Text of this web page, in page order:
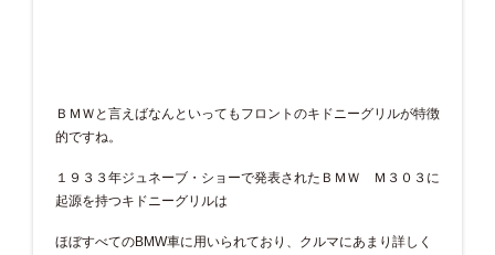
ＢＭＷと言えばなんといってもフロントのキドニーグリルが特徴
的ですね。
１９３３年ジュネーブ・ショーで発表されたＢＭＷ Ｍ３０３に
起源を持つキドニーグリルは
ほぼすべてのBMW車に用いられており、クルマにあまり詳しく